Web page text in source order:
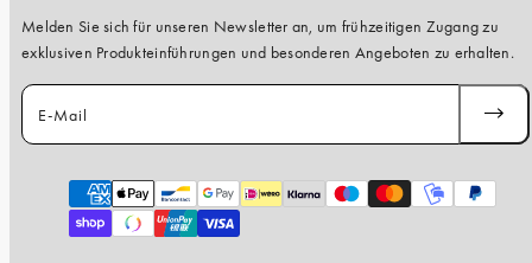
Melden Sie sich für unseren Newsletter an, um frühzeitigen Zugang zu
exklusiven Produkteinführungen und besonderen Angeboten zu erhalten.
E-Mail
Zahlungsarten